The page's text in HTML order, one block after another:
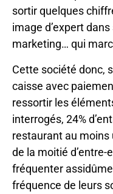
sortir quelques
image d’expert
marketing… qui
Cette société donc,
caisse avec
ressortir les
interrogés, 24%
restaurant au moins
de la moitié d’entre-
fréquenter
fréquence de leurs